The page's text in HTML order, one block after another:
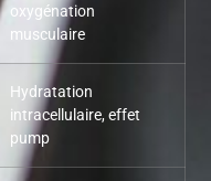
oxygénation
musculaire
Hydratation
intracellulaire, effet
pump